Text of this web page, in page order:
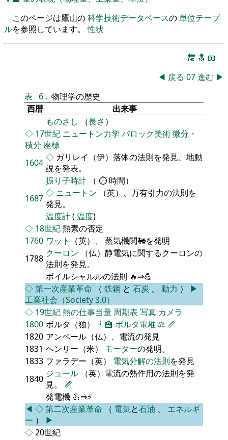
このページは鷹山の科学技術データベースの単位テーブ
ルを参照しています。性状
🔚 🔝 📖
◀ 戻る 07進む ▶
表
6 . 物理学の歴史
西暦
出来事
ものさし （長さ ）
◇ 17世紀 ニュートン力学 バロック美術微分・
積分 座標
1604 ◇ ガリレイ（伊）落体の法則を発見、地動
説を発表。
振り子時計 （ ⏱ 時間）
1687 ◇ ニュートン （英）、万有引力の法則を
発見。
温度計( 温度)
◇ 18世紀熱素の否定
1760 ワット
（英）、 蒸気機関🚂を発明
1788 クーロン （仏）静電気に関するクーロンの
法則を発見。
ボイルシャルルの法則 🔥⇒💪
◇第一次産業革命 （ 鉄鋼 と 石炭 、 動力 ） ▶
工業社会（Society 3.0）
◇ 19世紀熱の仕事当量 周期表 写真 カメラ
1800 ボルタ（独） 👨‍🏫 ボルタ電堆 ⚖️ 📏
1820 アンペール（仏）、電流の発見
1831 ヘンリー（米） モーターの発明。
1833 ファラデー（英） 電気分解の法則を発見
1840 ジュール （英）電流の熱作用の法則を発
見。 📏
発電機 💪⇒⚡
◀ ◇第二次産業革命 （ 電気と石油 、 エネルギ
ー ） ▶
◇20世紀